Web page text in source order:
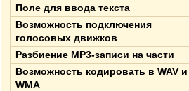
Поле для ввода текста
Возможность подключения
голосовых движков
Разбиение MP3-записи на части
Возможность кодировать в WAV и
WMA